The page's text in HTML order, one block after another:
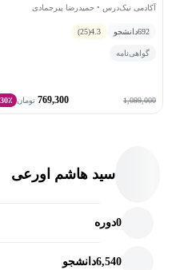
آکادمی نیک‌درس • حمیدرضا پیرجمادی
692دانشجو 4.3
(25)
گواهی‌نامه
1,099,000
769,300 تومان 30٪
سید هاشم اورعی
0دوره
6,540دانشجو